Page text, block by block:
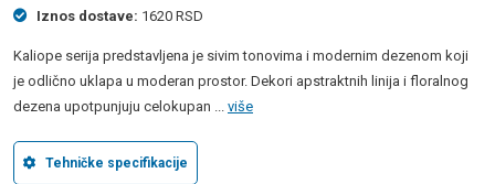
Iznos dostave: 1620 RSD
Kaliope serija predstavljena je sivim tonovima i modernim dezenom koji
je odlično uklapa u moderan prostor. Dekori apstraktnih linija i floralnog
dezena upotpunjuju celokupan ... više
Tehničke specifikacije